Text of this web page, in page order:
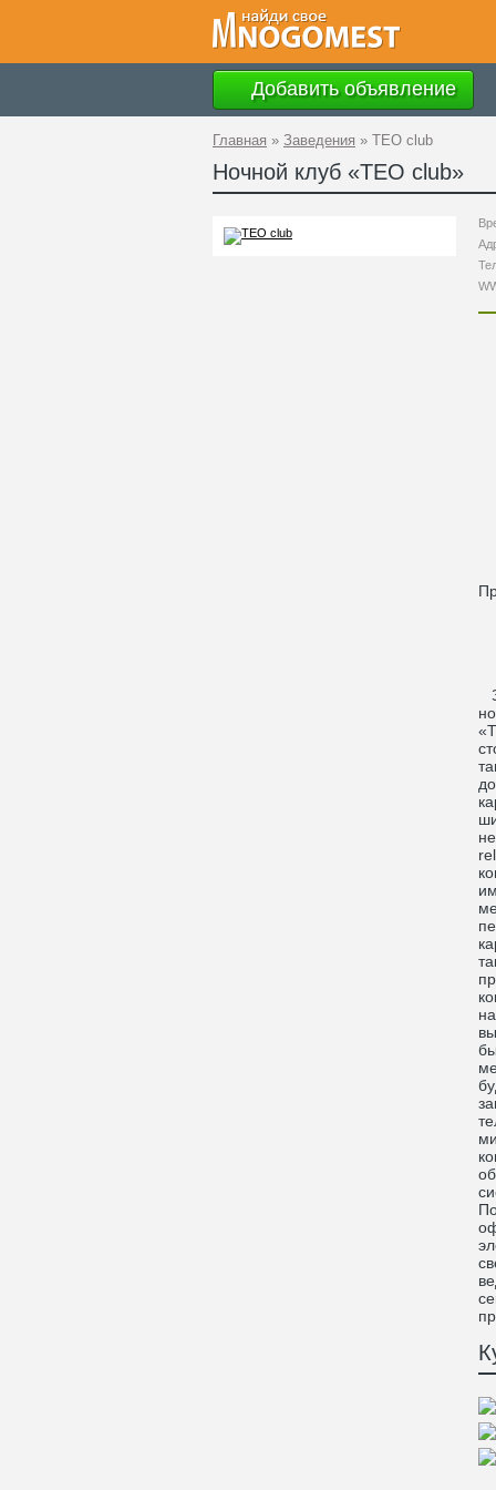
Добавить объявление
Главная » Заведения » TEO club
Ночной клуб «TEO club»